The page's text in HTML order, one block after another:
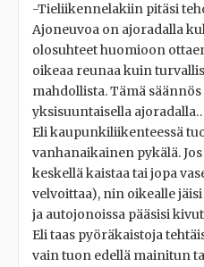
-Tieliikennelakiin pitäsi
Ajoneuvoa on ajoradalla
olosuhteet huomioon
oikeaa reunaa kuin
mahdollista. Tämä
yksisuuntaisella
Eli kaupunkiliikenteessä
vanhanaikainen pykälä.
keskellä kaistaa tai jopa
velvoittaa), nin oikealle
ja autojonoissa pääsisi
Eli taas pyöräkaistoja
vain tuon edellä mainitun